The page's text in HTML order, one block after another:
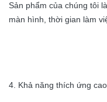
Sản phẩm của chúng tôi
màn hình, thời gian làm
4. Khả năng thích ứng cao